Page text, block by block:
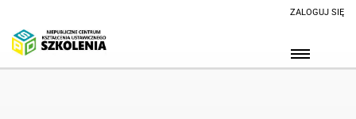
ZALOGUJ SIĘ